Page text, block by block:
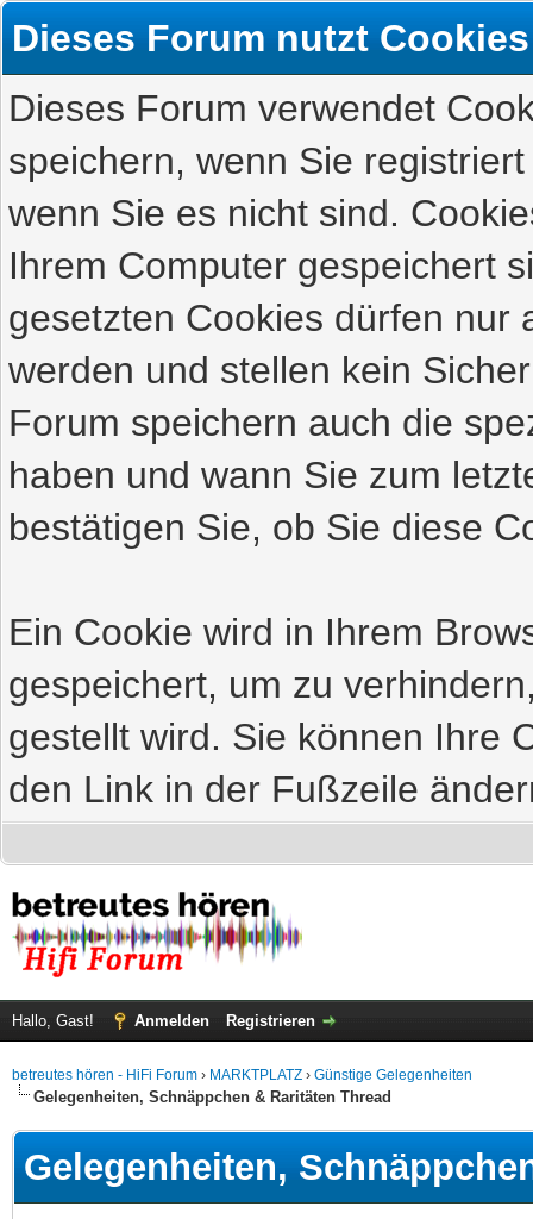
Dieses Forum nutzt Cookies
Dieses Forum verwendet
speichern, wenn Sie
wenn Sie es nicht sind.
Ihrem Computer gespeichert
gesetzten Cookies dürfen nur
werden und stellen kein
Forum speichern auch die
haben und wann Sie zum
bestätigen Sie, ob Sie diese
Ein Cookie wird in Ihrem
gespeichert, um zu
gestellt wird. Sie können Ihre
den Link in der Fußzeile
Hallo, Gast! Anmelden Registrieren
betreutes hören - HiFi Forum › MARKTPLATZ › Günstige Gelegenheiten
Gelegenheiten, Schnäppchen & Raritäten Thread
Gelegenheiten,